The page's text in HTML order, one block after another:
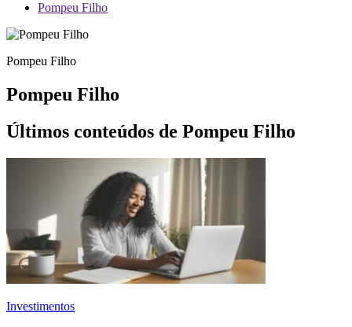
Pompeu Filho
Pompeu Filho
Pompeu Filho
Últimos conteúdos de Pompeu Filho
Investimentos